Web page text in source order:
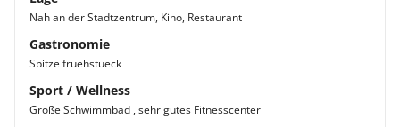
Privatsphäre legen. Neben dem komfortablen
Schlafbereich mit Flachbildfernseher verfügt die
Unterkunft über einen separaten Wohn- und
Arbeitsbereich und eine kleine Kitchenette. Sie können
in Ruhe Ihre E-Mails lesen, am Schreibtisch arbeiten
und am Abend entspannen. Auch hier haben Sie
Nah an der Stadtzentrum, Kino, Restaurant
Gastronomie
Spitze fruehstueck
Sport / Wellness
Große Schwimmbad , sehr gutes Fitnesscenter